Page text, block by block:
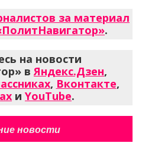
за материал
.
на новости
вЯндекс.Дзен,
, Вконтакте,
и YouTube.
новости